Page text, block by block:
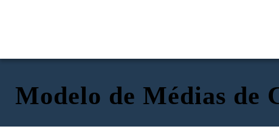
Modelo de Médias de